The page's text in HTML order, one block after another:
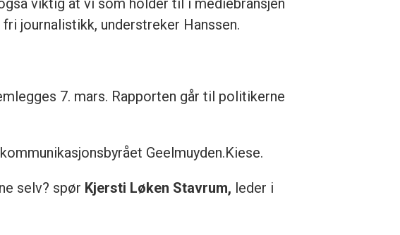
journalistikk, understreker Hanssen.
7. mars. Rapporten går til politikerne
Geelmuyden.Kiese.
selv? spør Kjersti Løken Stavrum, leder i